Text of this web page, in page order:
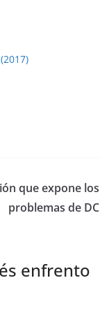
que expone los
problemas de DC
enfrento